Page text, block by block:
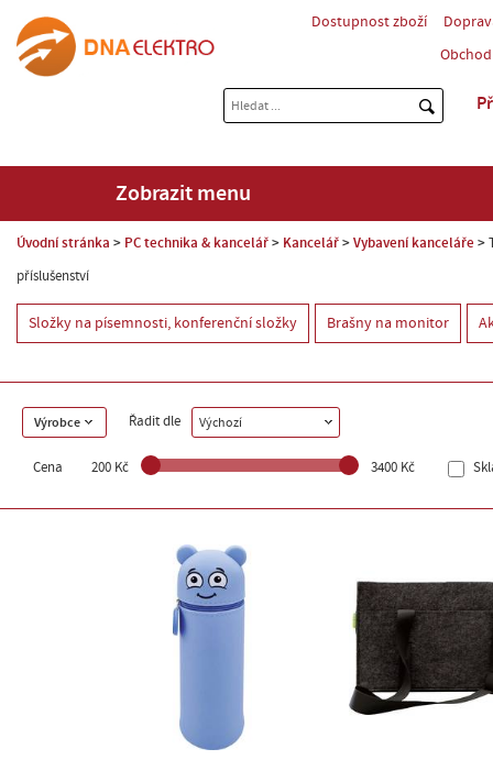
Dostupnost zboží
Zobrazit menu
Úvodní stránka PC technika & kancelář Kancelář Vybavení kanceláře
příslušenství
Složky na písemnosti, konferenční složky Brašny na monitor
Výrobce Řadit dle Výchozí
Cena 200 Kč 3400 Kč